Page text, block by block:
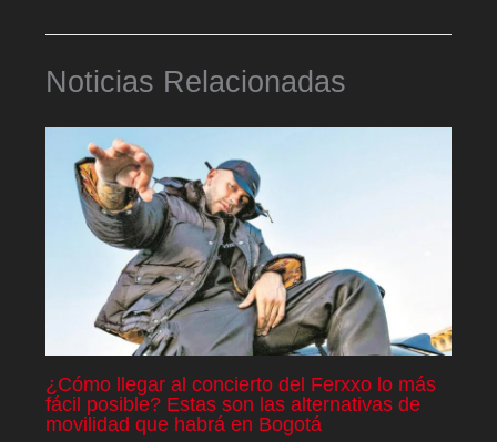
Noticias Relacionadas
¿Cómo llegar al concierto del Ferxxo lo más
fácil posible? Estas son las alternativas de
movilidad que habrá en Bogotá